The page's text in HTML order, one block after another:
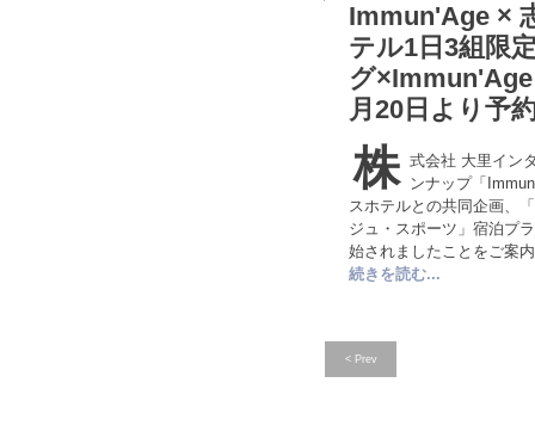
Immun'Age ×
テル1日3組限
グ
月20日より予
株 式会社 大里イン
ンナップ「
スホテルとの共同企画、
ジュ・スポーツ」宿泊プ
始されましたことをご案
続きを読む...
< Prev